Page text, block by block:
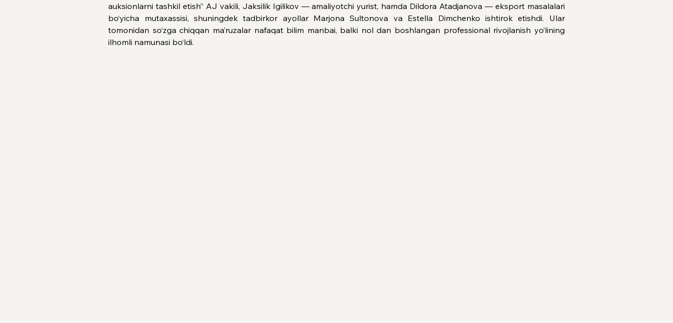
auksionlarni tashkil etish” AJ vakili, Jaksilik Igilikov — amaliyotchi yurist, hamda Dildora Atadjanova — eksport masalalari
bo‘yicha mutaxassisi, shuningdek tadbirkor ayollar Marjona Sultonova va Estella Dimchenko ishtirok etishdi. Ular
tomonidan so‘zga chiqqan ma’ruzalar nafaqat bilim manbai, balki nol dan boshlangan professional rivojlanish yo‘lining
ilhomli namunasi bo‘ldi.